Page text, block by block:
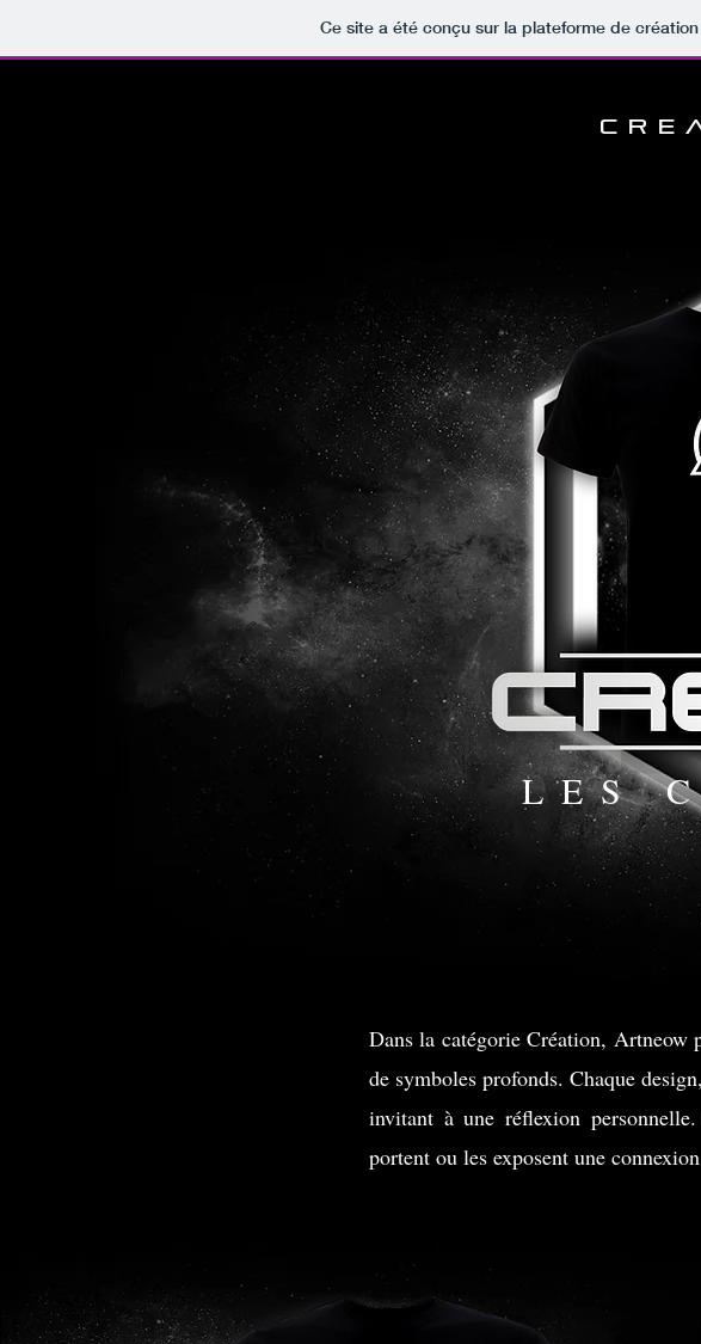
Ce site a été conçu sur la plateforme de
C R E
LES
Dans la catégorie Création, Artneow
de symboles profonds. Chaque
invitant à une réflexion
portent ou les exposent une